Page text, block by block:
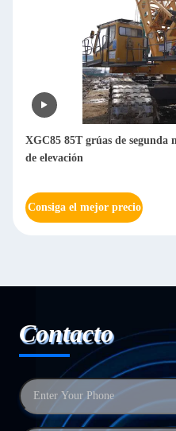
XGC85 85T grúas de segunda
de elevación
Consiga el mejor precio
Contacto